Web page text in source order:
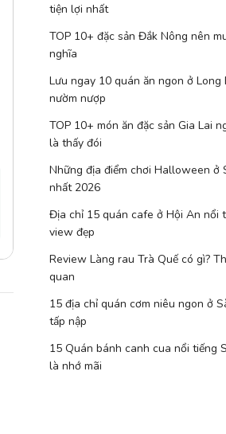
tiện lợi nhất
TOP 10+ đặc sản Đắk Nông nên
nghĩa
Lưu ngay 10 quán ăn ngon ở Long
nườm nượp
TOP 10+ món ăn đặc sản Gia Lai
là thấy đói
Những địa điểm chơi Halloween ở
nhất 2026
Địa chỉ 15 quán cafe ở Hội An nổi
view đẹp
Review Làng rau Trà Quế có gì?
quan
15 địa chỉ quán cơm niêu ngon ở
tấp nập
15 Quán bánh canh cua nổi tiếng
là nhớ mãi